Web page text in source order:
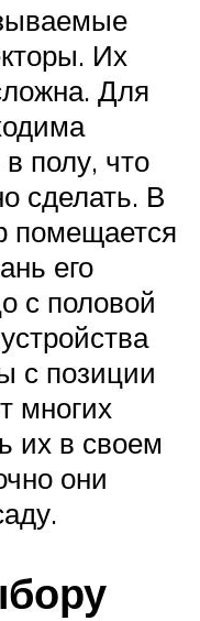
Их
Для
полу, что
сделать. В
помещается
его
с половой
с позиции
многих
их в своем
они